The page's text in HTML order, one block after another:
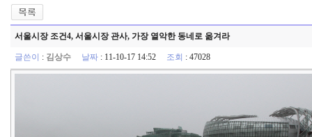
서울시장 조건4, 서울시장 관사, 가장 열악한 동네로 옮겨라
글쓴이 : 김상수 날짜 : 11-10-17 14:52 조회 : 47028